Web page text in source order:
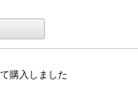
購入しました